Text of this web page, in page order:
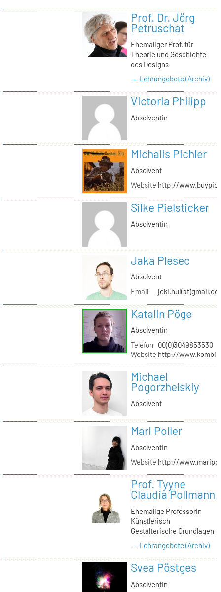
Prof. Dr. Jörg
Petruschat
Ehemaliger Prof. für
Theorie und Geschichte
des Designs
→ Lehrangebote (Archiv)
Victoria Philipp
Absolventin
Michalis Pichler
Absolvent
Website http://
Silke Pielsticker
Absolventin
Jaka Plesec
Absolvent
Email
Katalin Pöge
Absolventin
Telefon
00(0)3049853530
Website http://
Michael
Pogorzhelskiy
Absolvent
Mari Poller
Absolventin
Website http://
Prof. Tyyne
Claudia Pollmann
Ehemalige Professorin
Künstlerisch
Gestalterische Grundlagen
→ Lehrangebote (Archiv)
Svea Pöstges
Absolventin